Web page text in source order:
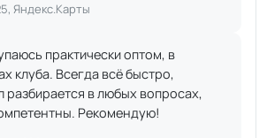
Яндекс.Карты
практически оптом, в
клуба. Всегда всё быстро,
разбирается в любых вопросах,
Рекомендую!